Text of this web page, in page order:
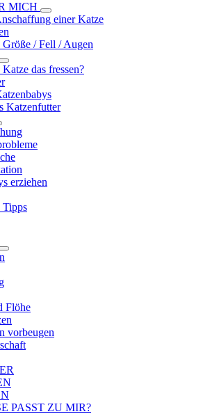
MICH
einer Katze
Größe / Fell / Augen
das fressen?
Katzenfutter
erziehen
Tipps
Flöhe
vorbeugen
PASST ZU MIR?